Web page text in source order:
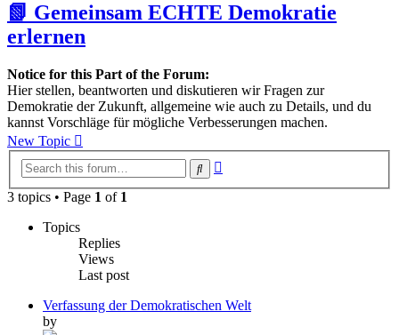
📗 Gemeinsam ECHTE Demokratie
erlernen
Notice for this Part of the Forum:
Hier stellen, beantworten und diskutieren wir Fragen zur
Demokratie der Zukunft, allgemeine wie auch zu Details, und du
kannst Vorschläge für mögliche Verbesserungen machen.
New Topic
Search
3 topics • Page 1 of 1
Topics
Replies
Views
Last post
Verfassung der Demokratischen Welt
by